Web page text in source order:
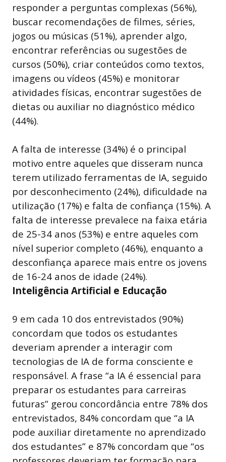
responder a perguntas complexas (56%),
buscar recomendações de filmes, séries,
jogos ou músicas (51%), aprender algo,
encontrar referências ou sugestões de
cursos (50%), criar conteúdos como textos,
imagens ou vídeos (45%) e monitorar
atividades físicas, encontrar sugestões de
dietas ou auxiliar no diagnóstico médico
(44%).
A falta de interesse (34%) é o principal
motivo entre aqueles que disseram nunca
terem utilizado ferramentas de IA, seguido
por desconhecimento (24%), dificuldade na
utilização (17%) e falta de confiança (15%). A
falta de interesse prevalece na faixa etária
de 25-34 anos (53%) e entre aqueles com
nível superior completo (46%), enquanto a
desconfiança aparece mais entre os jovens
de 16-24 anos de idade (24%).
Inteligência Artificial e Educação
9 em cada 10 dos entrevistados (90%)
concordam que todos os estudantes
deveriam aprender a interagir com
tecnologias de IA de forma consciente e
responsável. A frase “a IA é essencial para
preparar os estudantes para carreiras
futuras” gerou concordância entre 78% dos
entrevistados, 84% concordam que “a IA
pode auxiliar diretamente no aprendizado
dos estudantes” e 87% concordam que “os